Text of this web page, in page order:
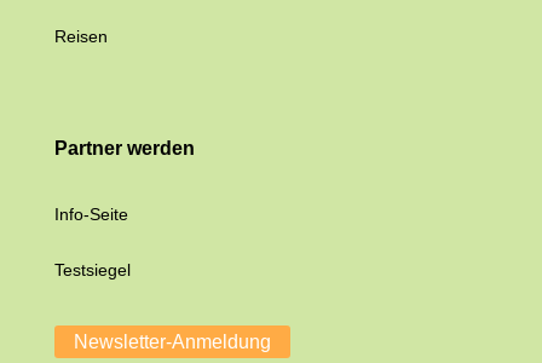
Reisen
Partner werden
Info-Seite
Testsiegel
Newsletter-Anmeldung